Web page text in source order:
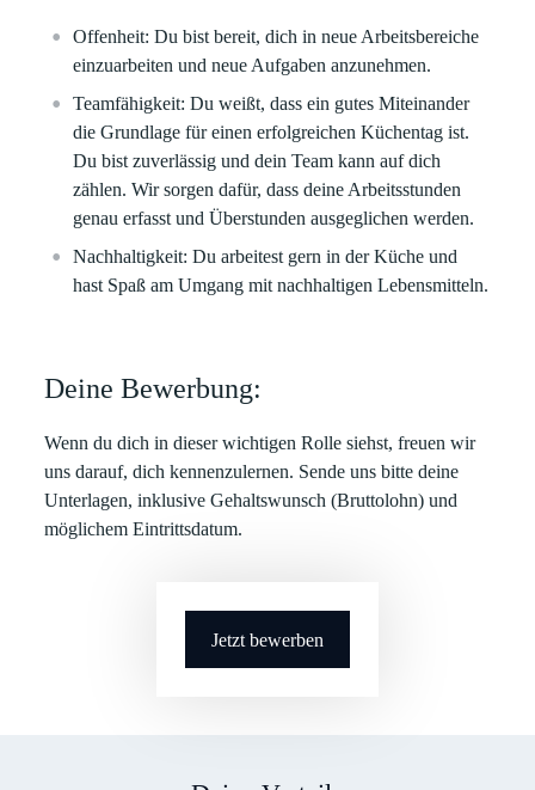
Offenheit:Du bist bereit, dich in neue Arbeitsbereiche
einzuarbeiten und neue Aufgaben anzunehmen.
Teamfähigkeit:Du weißt, dass ein gutes Miteinander
die Grundlage für einen erfolgreichen Küchentag ist.
Du bist zuverlässig und dein Team kann auf dich
zählen. Wir sorgen dafür, dass deine Arbeitsstunden
genau erfasst und Überstunden ausgeglichen werden.
Nachhaltigkeit:Du arbeitest gern in der Küche und
hast Spaß am Umgang mit nachhaltigen Lebensmitteln.
Deine Bewerbung:
Wenn du dich in dieser wichtigen Rolle siehst, freuen wir
uns darauf, dich kennenzulernen. Sende uns bitte deine
Unterlagen, inklusiveGehaltswunsch(Bruttolohn) und
möglichemEintrittsdatum.
Jetzt bewerben